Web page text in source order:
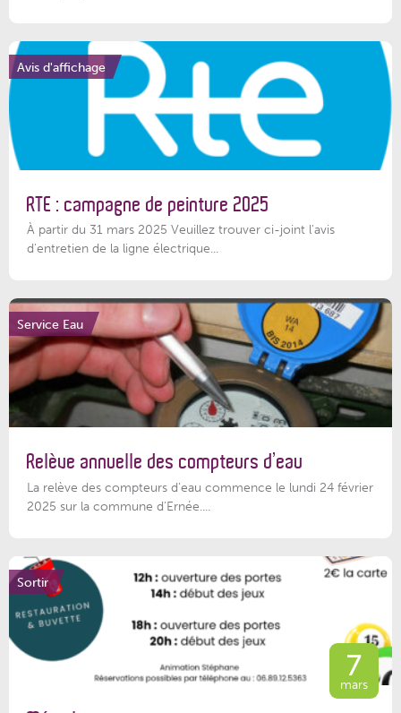
Avis d'affichage
RTE : campagne de peinture 2025
À partir du 31 mars 2025 Veuillez trouver ci-joint l'avis
d'entretien de la ligne électrique...
Service Eau
Relève annuelle des compteurs d’eau
La relève des compteurs d'eau commence le lundi 24 février
2025 sur la commune d’Ernée....
Sortir
7
mars